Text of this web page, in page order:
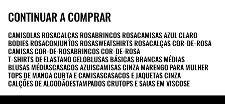
CONTINUAR A COMPRAR
CAMISOLAS ROSACALÇAS ROSABRINCOS ROSACAMISAS AZUL CLARO
BODIES ROSACONJUNTOS ROSASWEATSHIRTS ROSACALÇAS COR-DE-ROSA
CAMISAS COR-DE-ROSABRINCOS COR-DE-ROSA
T-SHIRTS DE ELASTANO GELOBLUSAS BÁSICAS BRANCAS MÉDIAS
BLUSAS MÉDIASCASACOS AZUISCAMISAS CINZA MARENGO PARA MULHER
TOPS DE MANGA CURTA E CAMISASCASACOS E JAQUETAS CINZA
CALÇÕES DE ALGODÃOESTAMPADOS CRUTOPS E SAIAS EM VISCOSE